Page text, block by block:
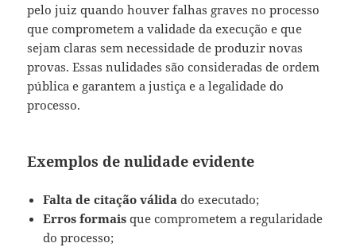
pelo juiz quando houver falhas graves no processo
que comprometem a validade da execução e que
sejam claras sem necessidade de produzir novas
provas. Essas nulidades são consideradas de ordem
pública e garantem a justiça e a legalidade do
processo.
Exemplos de nulidade evidente
Falta de citação válida do executado;
Erros formais que comprometem a regularidade
do processo;